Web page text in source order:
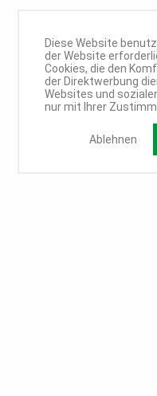
Diese Website
der Website
Cookies, die den
der Direktwerbung
Websites und
nur mit Ihrer
Ablehnen